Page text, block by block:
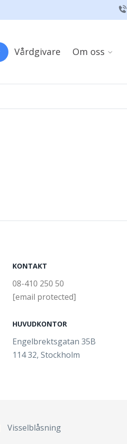
Vårdgivare Om oss
KONTAKT
08-410 250 50
[email protected]
HUVUDKONTOR
Engelbrektsgatan 35B
114 32, Stockholm
Visselblåsning